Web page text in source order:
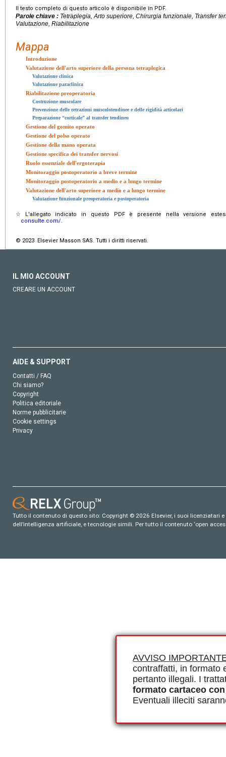
AVVISO
contraffatti, in formato
pertanto illegali. I
formato cartaceo
Eventuali illeciti
Il testo completo di questo articolo è disponibile in PDF.
Parole chiave : Tetraplegia, Arto superiore, Chirurgia funzionale, Transfer
Valutazione, Riabilitazione
Mappa
Introduzione
Valutazione dell'arto superiore della persona tetraplegica
Valutazione clinica
Valutazione paraclinica
Riabilitazione preoperatoria
Costruzione muscolare
Prevenzione delle retrazioni muscolotendinee e delle rigidità articolari
Preparazione “corticale” al transfer tendineo
Gestione del gomito operato
Gestione del polso operato
Gestione della mano operata
Gestione specifica dei transfer nervosi
Ruolo essenziale dell'ergoterapia
Monitoraggio postoperatorio a breve termine
Monitoraggio postoperatorio a medio e a lungo termine
Valutazione dell'arto superiore a medio e a lungo termine
Valutazione funzionale preoperatoria e postoperatoria
☆
L'allegato indicato in questo PDF è presente nella versione
consulte.com/.
© 2023 Elsevier Masson SAS. Tutti i diritti riservati.
IL MIO ACCOUNT
CREARE UN ACCOUNT
AIDE & SUPPORT
Contatti / FAQ
Chi siamo?
Copyright
Politica editoriale
Norme pubblicitarie
Cookie settings
Privacy
Tutto il contenuto di questo sito: Copyright © 2026 Elsevier, i suoi
dell’intelligenza artificiale, e tecnologie simili. Per tutto il contenuto ‘open